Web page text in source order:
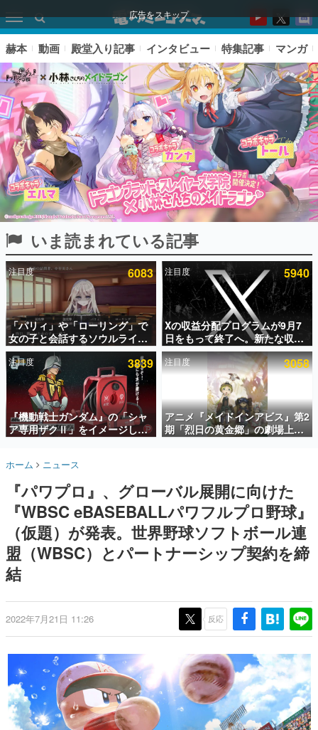
広告をスキップ
ピックアップ
電ファミのいま読まれている記事ランキング
アプリセール情報
インタビュー
連載・特集一覧
殿堂入り記事
SNS拡散数が数千以上！ ページビュー数万以上！ などな
ど。多くの人々に読まれた、電ファミ渾身の“殿堂入り”記
事をまとめました。
名作ゲームクリエイターの方々に製作時のエピソードをお
きます。
赫本
この物語を解いてはいけない。『赫本』は、〈試験問題〉
の形をした短編ホラー小説集です。
ゲーム世代の作家たち
ゲームに多大な影響を受けた作家さんに取材し、ゲームが
画です。
日本モバイルゲーム産業史
日本のモバイルゲーム史における主要なトピック・タイト
ルを網羅するほか、開発者へのインタビューや識者による
解説を掲載。約20年の歴史が一望できる決定版！
赫本 動画 殿堂入り記事 インタビュー 特集記事 マンガ
いま読まれている記事
注目度 6083
「パリィ」や「ローリング」で
女の子と会話するソウルライク
恋愛ゲーム『小早川さんはソウ
ルライク』無料公開。返事に失
敗すると「YOU DIED」
注目度 5940
Xの収益分配プログラムが9月7
日をもって終了へ。新たな収益
化制度「Original Content
Rewards Program」を発表
注目度 3839
『機動戦士ガンダム』の「シャ
ア専用ザクⅡ」をイメージした
散水ホースリールが予約開始。
ークやジオン公国軍のエンブレ
ム、型式番号などを配置
注目度 3058
アニメ『メイドインアビス』第2
期「烈日の黄金郷」の劇場上映
が決定！レグ役・伊瀬茉莉也さ
ホーム ニュース
『パワプロ』、グローバル展開に向けた
『WBSC eBASEBALLパワフルプロ野球』
（仮題）が発表。世界野球ソフトボール連
盟（WBSC）とパートナーシップ契約を締
結
2022年7月21日 11:26 反応